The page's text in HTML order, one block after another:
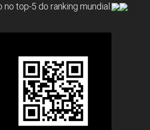
top-5 do ranking mundial.